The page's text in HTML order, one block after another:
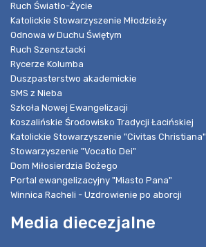
Ruch Światło-Życie
Katolickie Stowarzyszenie Młodzieży
Odnowa w Duchu Świętym
Ruch Szensztacki
Rycerze Kolumba
Duszpasterstwo akademickie
SMS z Nieba
Szkoła Nowej Ewangelizacji
Koszalińskie Środowisko Tradycji Łacińskiej
Katolickie Stowarzyszenie "Civitas Christiana"
Stowarzyszenie "Vocatio Dei"
Dom Miłosierdzia Bożego
Portal ewangelizacyjny "Miasto Pana"
Winnica Racheli - Uzdrowienie po aborcji
Media diecezjalne